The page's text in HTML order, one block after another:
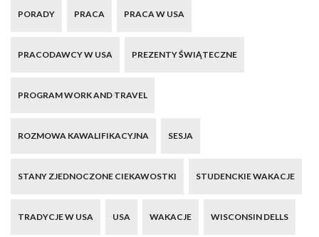
PORADY PRACA PRACA W USA
PRACODAWCY W USA PREZENTY ŚWIĄTECZNE
PROGRAM WORK AND TRAVEL
ROZMOWA KAWALIFIKACYJNA SESJA
STANY ZJEDNOCZONE CIEKAWOSTKI STUDENCKIE WAKACJE
TRADYCJE W USA USA WAKACJE WISCONSIN DELLS